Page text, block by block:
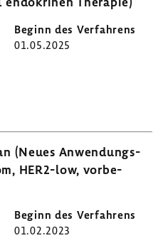
01.05.2025
(Neues Anwen­dungs­
HER2-​low, vorbe­
01.02.2023